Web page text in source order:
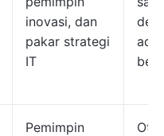
inovasi, dan
pakar strategi
IT
Pemimpin